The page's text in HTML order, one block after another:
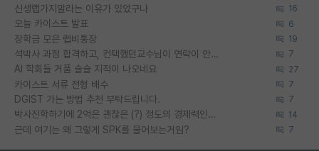
신생랩가지말라는 이유가 있었구나 16
오늘 카이스트 발표 6
장학금 모은 랩비통장 19
석박사 과정 합격하고, 컨택했던교수님이 연락이 안됩니다... 7
AI 학회들 거품 슬슬 지적이 나오네요 27
카이스트 서류 전형 배수 7
DGIST 가는 방법 추천 부탁드립니다. 7
박사진학하기에 2억은 괜찮은 (?) 정도의 경제력인가요 14
근데 여기는 왜 그렇게 SPK를 물어보는거임? 7